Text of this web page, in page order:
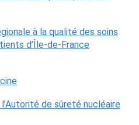
à la qualité des soins
d’Île-de-France
de sûreté nucléaire